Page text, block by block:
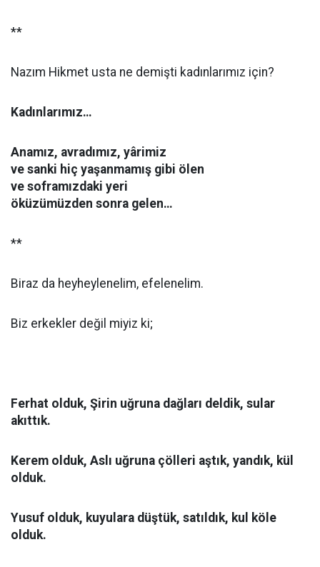
**
Nazım Hikmet usta ne demişti kadınlarımız için?
Kadınlarımız…
Anamız, avradımız, yârimiz
ve sanki hiç yaşanmamış gibi ölen
ve soframızdaki yeri
öküzümüzden sonra gelen…
**
Biraz da heyheylenelim, efelenelim.
Biz erkekler değil miyiz ki;
Ferhat olduk, Şirin uğruna dağları deldik, sular
akıttık.
Kerem olduk, Aslı uğruna çölleri aştık, yandık, kül
olduk.
Yusuf olduk, kuyulara düştük, satıldık, kul köle
olduk.